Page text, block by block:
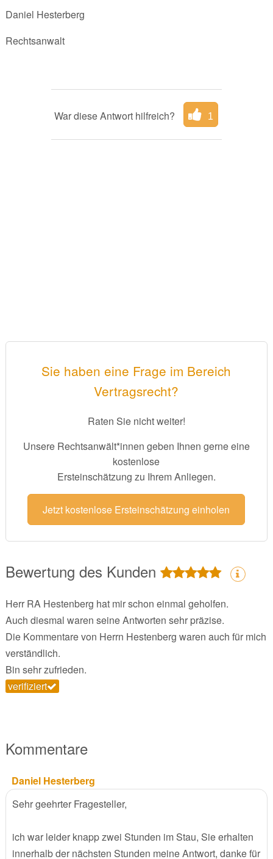
Daniel Hesterberg
Rechtsanwalt
War diese Antwort hilfreich? 1
Sie haben eine Frage im Bereich
Vertragsrecht?
Raten Sie nicht weiter!
Unsere Rechtsanwält*innen geben Ihnen gerne eine
kostenlose
Ersteinschätzung zu Ihrem Anliegen.
Jetzt kostenlose Ersteinschätzung einholen
Bewertung des Kunden
Herr RA Hestenberg hat mir schon einmal geholfen.
Auch diesmal waren seine Antworten sehr präzise.
Die Kommentare von Herrn Hestenberg waren auch für mich
verständlich.
Bin sehr zufrieden.
verifiziert
Kommentare
Daniel Hesterberg
Sehr geehrter Fragesteller,
ich war leider knapp zwei Stunden im Stau, Sie erhalten
innerhalb der nächsten Stunden meine Antwort, danke für